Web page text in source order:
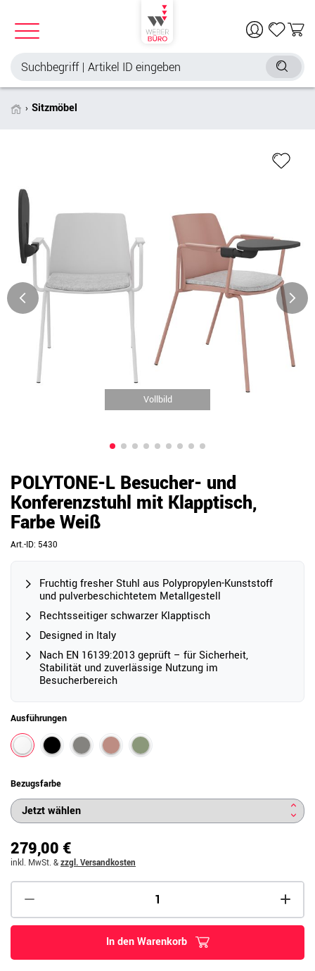
Sitzmöbel
Vollbild
POLYTONE-L Besucher- und
Konferenzstuhl mit Klapptisch,
Farbe Weiß
Art.-ID: 5430
Fruchtig fresher Stuhl aus Polypropylen-Kunststoff
und pulverbeschichtetem Metallgestell
Rechtsseitiger schwarzer Klapptisch
Designed in Italy
Nach EN 16139:2013 geprüft – für Sicherheit,
Stabilität und zuverlässige Nutzung im
Besucherbereich
Ausführungen
Bezugsfarbe
279,00 €
inkl. MwSt. &zzgl. Versandkosten
In den Warenkorb